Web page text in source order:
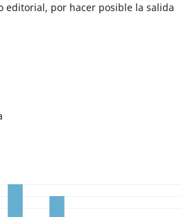
editorial, por hacer posible la salida